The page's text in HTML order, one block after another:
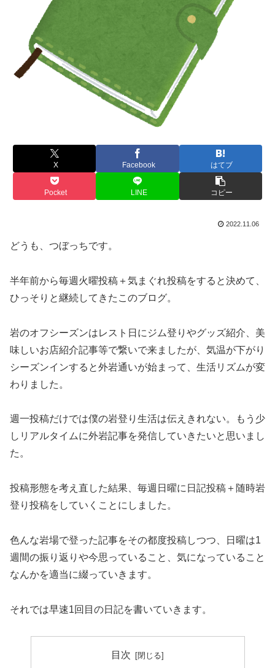
X Facebook はてブ
Pocket LINE コピー
2022.11.06
どうも、つぼっちです。
半年前から毎週火曜投稿＋気まぐれ投稿をすると決めて、
ひっそりと継続してきたこのブログ。
岩のオフシーズンはレスト日にジム登りやグッズ紹介、美
味しいお店紹介記事等で繋いで来ましたが、気温が下がり
シーズンインすると外岩通いが始まって、生活リズムが変
わりました。
週一投稿だけでは僕の岩登り生活は伝えきれない。もう少
しリアルタイムに外岩記事を発信していきたいと思いまし
た。
投稿形態を考え直した結果、毎週日曜に日記投稿＋随時岩
登り投稿をしていくことにしました。
色んな岩場で登った記事をその都度投稿しつつ、日曜は1
週間の振り返りや今思っていること、気になっていること
なんかを適当に綴っていきます。
それでは早速1回目の日記を書いていきます。
目次